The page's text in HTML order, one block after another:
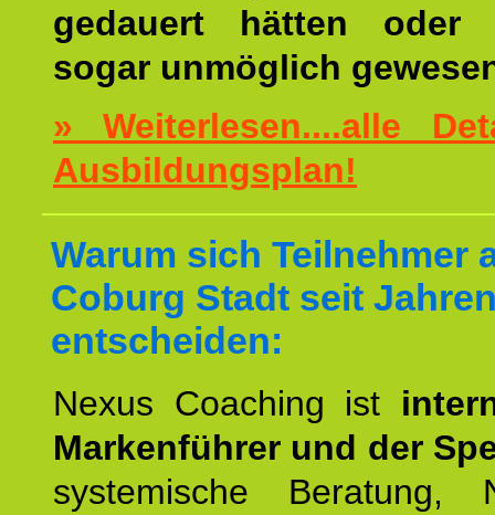
gedauert hätten oder
sogar unmöglich
» Weiterlesen....alle
Ausbildungsplan!
Warum sich Teilnehmer
Coburg Stadt seit
entscheiden:
Nexus Coaching ist
Markenführer und der
systemische Beratung,